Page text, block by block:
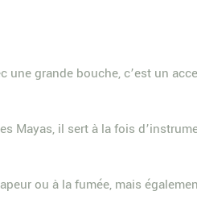
une grande bouche, c’est un
Mayas, il sert à la fois
ou à la fumée, mais